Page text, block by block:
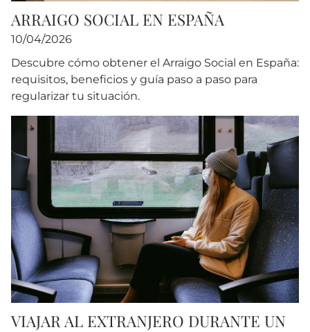
ARRAIGO SOCIAL EN ESPAÑA
10/04/2026
Descubre cómo obtener el Arraigo Social en España:
requisitos, beneficios y guía paso a paso para
regularizar tu situación.
VIAJAR AL EXTRANJERO DURANTE UN